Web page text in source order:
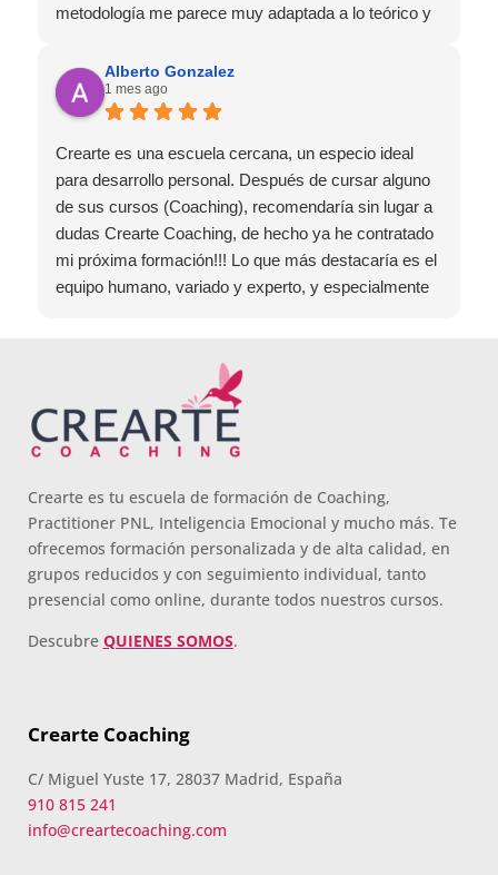
metodología me parece muy adaptada a lo teórico y
aprendizaje sea muy dinámica. ¡Para mí fue una
excelente experiencia!
Alberto Gonzalez
1 mes ago
Crearte es una escuela cercana, un especio ideal
para desarrollo personal. Después de cursar alguno
de sus cursos (Coaching), recomendaría sin lugar a
dudas Crearte Coaching, de hecho ya he contratado
mi próxima formación!!! Lo que más destacaría es el
equipo humano, variado y experto, y especialmente
presenciales. Por ultimo, el valor añadido con
multitud de formaciones, seminarios y material extra
totalmente gratuito para los alumnos y el gran
liderazgo de Beatriz Ricondo!!!
Crearte es tu escuela de formación de Coaching,
Practitioner PNL, Inteligencia Emocional y mucho más. Te
ofrecemos formación personalizada y de alta calidad, en
grupos reducidos y con seguimiento individual, tanto
presencial como online, durante todos nuestros cursos.
Descubre QUIENES SOMOS.
Crearte Coaching
C/ Miguel Yuste 17, 28037 Madrid, España
910 815 241
info@creartecoaching.com